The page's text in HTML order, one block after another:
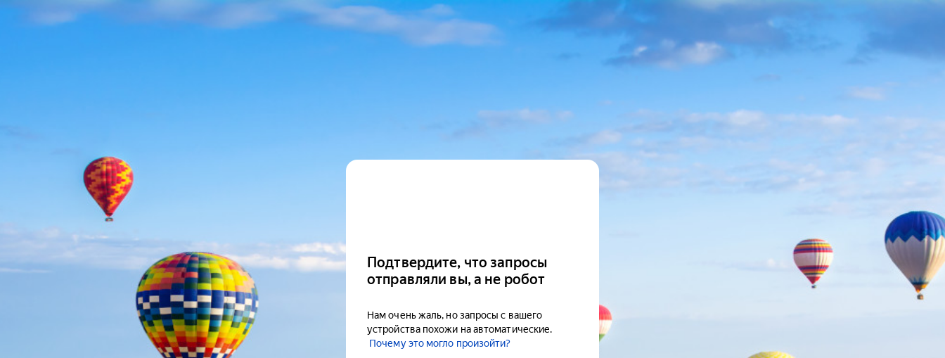
Подтвердите, что запросы
отправляли вы, а не робот
Нам очень жаль, но запросы с вашего
устройства похожи на автоматические.
Почему это могло произойти?